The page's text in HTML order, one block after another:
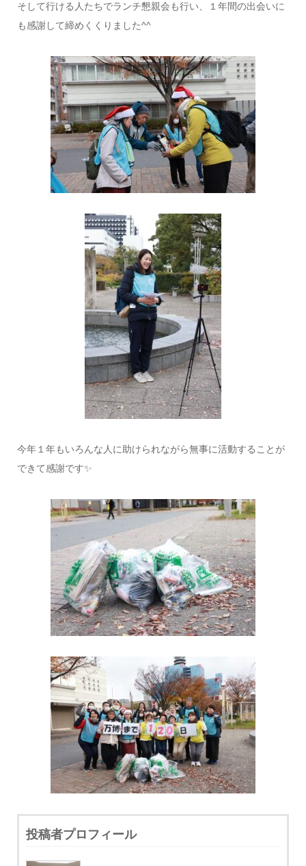
そして行ける人たちでランチ懇親会も行い、１年間の出会いに
も感謝して締めくくりました^^
今年１年もいろんな人に助けられながら無事に活動することが
できて感謝です✨
投稿者プロフィール